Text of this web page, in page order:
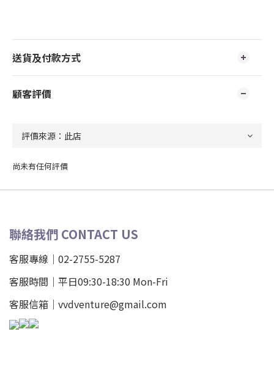
送貨及付款方式
顧客評價
尚未有任何評價
聯絡我們 CONTACT US
客服專線｜02-2755-5287
客服時間｜平日09:30-18:30 Mon-Fri
客服信箱｜vvdventure@gmail.com